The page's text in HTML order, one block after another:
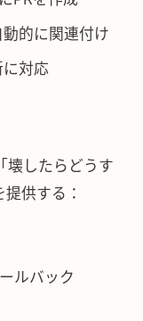
的に関連付け
対応
壊したらどうす
供する：
ルバック